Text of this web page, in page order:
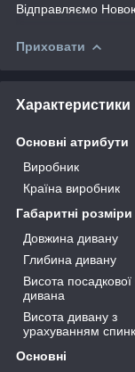
Відправляємо
Приховати
Характеристики
Основні атрибути
Виробник
Країна виробник
Габаритні
Довжина дивану
Глибина дивану
Висота посадкової
дивана
Висота дивану з
урахуванням
Основні